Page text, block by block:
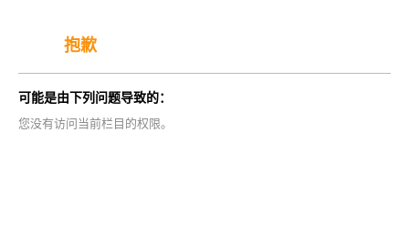
抱歉
可能是由下列问题导致的：
您没有访问当前栏目的权限。